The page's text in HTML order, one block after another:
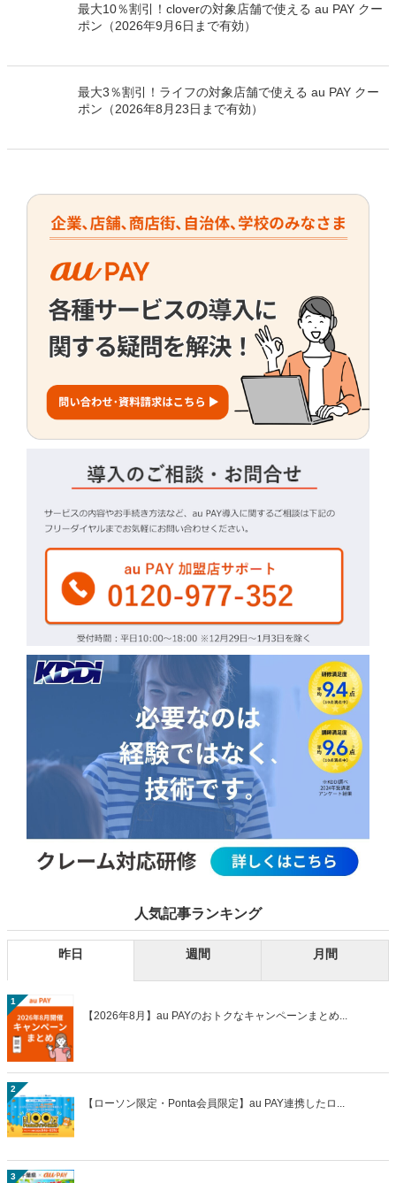
最大10％割引！cloverの対象店舗で使える au PAY クー
ポン（2026年9月6日まで有効）
最大3％割引！ライフの対象店舗で使える au PAY クー
ポン（2026年8月23日まで有効）
人気記事ランキング
昨日 週間 月間
1
【2026年8月】au PAYのおトクなキャンペーンまとめ...
2
【ローソン限定・Ponta会員限定】au PAY連携したロ...
3